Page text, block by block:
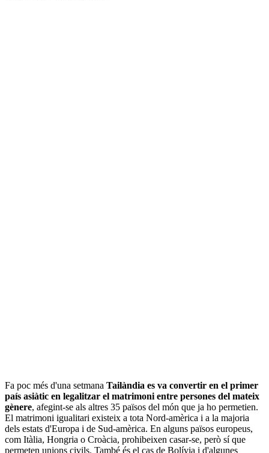
Fa poc més d'una setmana Tailàndia es va convertir en el primer
país asiàtic en legalitzar el matrimoni entre persones del mateix
gènere, afegint-se als altres 35 països del món que ja ho permetien.
El matrimoni igualitari existeix a tota Nord-amèrica i a la majoria
dels estats d'Europa i de Sud-amèrica. En alguns països europeus,
com Itàlia, Hongria o Croàcia, prohibeixen casar-se, però sí que
permeten unions civils. També és el cas de Bolívia i d'algunes